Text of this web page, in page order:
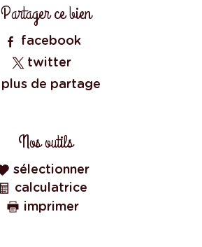
Partager ce bien
facebook
twitter
plus de partage
Nos outils
sélectionner
calculatrice
imprimer